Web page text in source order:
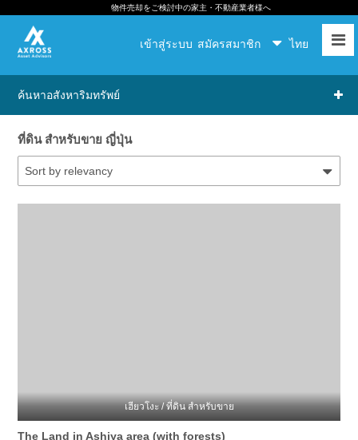
物件売却をご検討中の家主・不動産業者様へ
เข้าสู่ระบบ สมัครสมาชิก ไทย
ค้นหาอสังหาริมทรัพย์
ที่ดิน สำหรับขาย ญี่ปุ่น
Sort by relevancy
เฮียวโงะ / ที่ดิน สำหรับขาย
The Land in Ashiya area (with forests)